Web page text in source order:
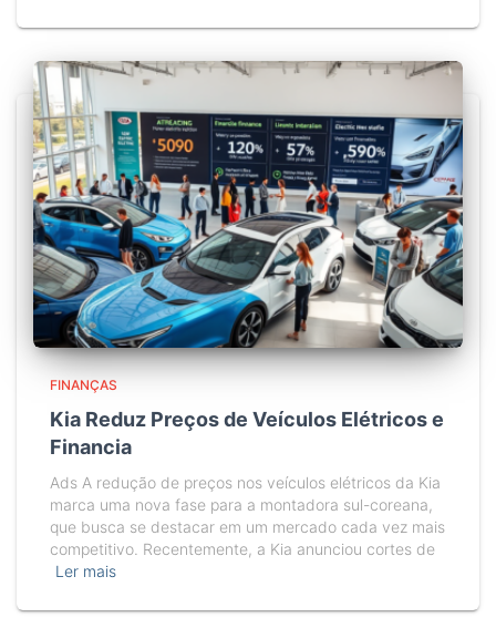
FINANÇAS
Kia Reduz Preços de Veículos Elétricos e
Financia
Ads A redução de preços nos veículos elétricos da Kia
marca uma nova fase para a montadora sul-coreana,
que busca se destacar em um mercado cada vez mais
competitivo. Recentemente, a Kia anunciou cortes de
Ler mais